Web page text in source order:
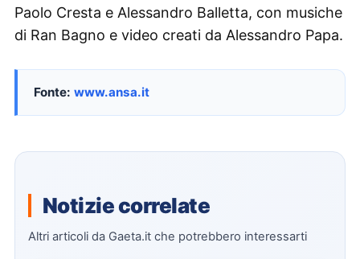
Paolo Cresta e Alessandro Balletta, con musiche
di Ran Bagno e video creati da Alessandro Papa.
Fonte: www.ansa.it
Notizie correlate
Altri articoli da Gaeta.it che potrebbero interessarti